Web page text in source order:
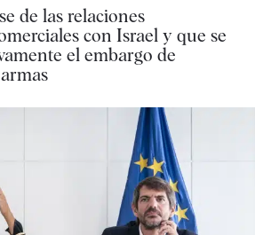
de las relaciones
con Israel y que se
el embargo de